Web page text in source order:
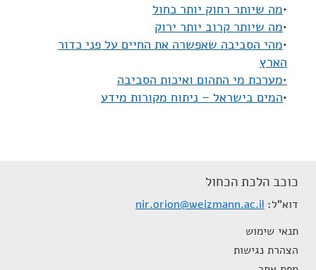
•מה שיותר רחוק יותר כחול
•מה שיותר קרוב יותר ירוק
•מהי הסביבה שאפשרה את החיים על פני כדור
הארץ
•מערכת מי התהום ואיכות הסביבה
•המים בישראל – ניתוח מקורות מידע
כוכב הלכת הכחול
דוא"ל nir.orion@weizmann.ac.il
תנאי שימוש
הצהרת נגישות